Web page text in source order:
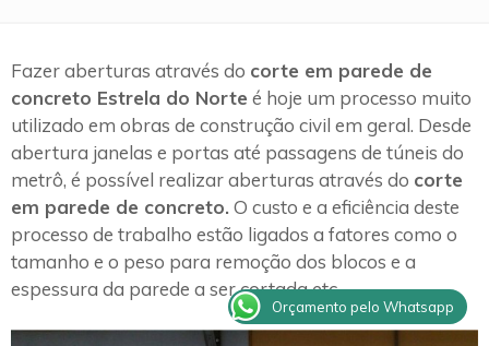
Fazer aberturas através do corte em parede de
concreto Estrela do Norte é hoje um processo muito
utilizado em obras de construção civil em geral. Desde
abertura janelas e portas até passagens de túneis do
metrô, é possível realizar aberturas através do corte
em parede de concreto. O custo e a eficiência deste
processo de trabalho estão ligados a fatores como o
tamanho e o peso para remoção dos blocos e a
espessura da parede a ser cortada etc.
Orçamento pelo Whatsapp